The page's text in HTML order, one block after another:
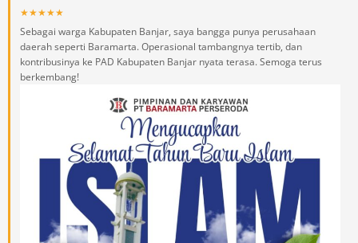
★★★★★
Sebagai warga Kabupaten Banjar, saya bangga punya perusahaan
daerah seperti Baramarta. Operasional tambangnya tertib, dan
kontribusinya ke PAD Kabupaten Banjar nyata terasa. Semoga terus
berkembang!